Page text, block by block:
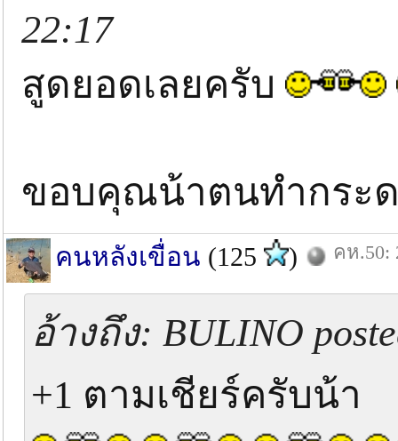
22:17
สูดยอดเลยครับ
ขอบคุณน้าตนทำกระ
คนหลังเขื่อน (125 ) คห.50:
อ้างถึง: BULINO
+1 ตามเชียร์ครับน้า